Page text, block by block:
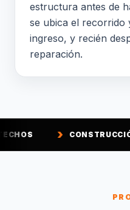
estructura antes de
se ubica el recorrido
ingreso, y recién
reparación.
CONSTRUCCIÓN DE TECHOS